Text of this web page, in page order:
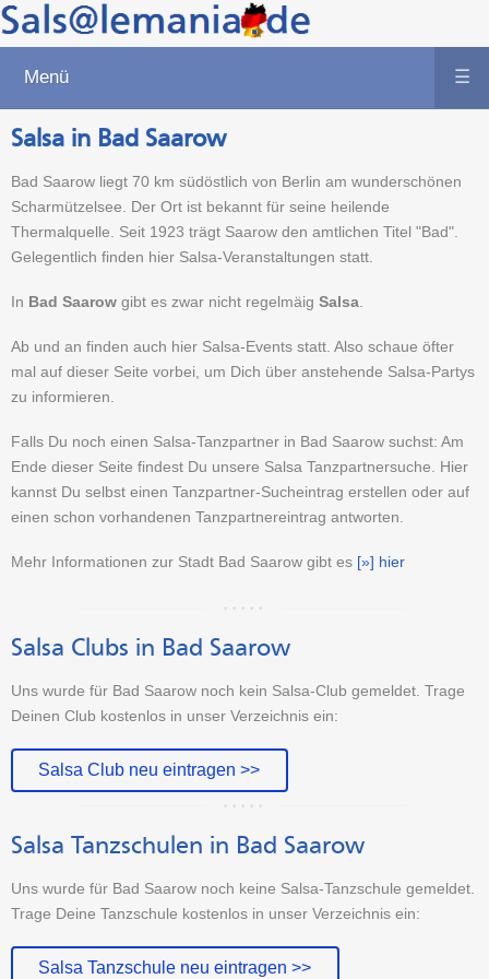
Menü ☰
Salsa in Bad Saarow
Bad Saarow liegt 70 km südöstlich von Berlin am wunderschönen
Scharmützelsee. Der Ort ist bekannt für seine heilende
Thermalquelle. Seit 1923 trägt Saarow den amtlichen Titel "Bad".
Gelegentlich finden hier Salsa-Veranstaltungen statt.
In Bad Saarow gibt es zwar nicht regelmäig Salsa
Ab und an finden auch hier Salsa-Events statt. Also schaue öfter
mal auf dieser Seite vorbei, um Dich über anstehende Salsa-Partys
zu informieren.
Falls Du noch einen Salsa-Tanzpartner in Bad Saarow suchst: Am
Ende dieser Seite findest Du unsere Salsa Tanzpartnersuche. Hier
kannst Du selbst einen Tanzpartner-Sucheintrag erstellen oder auf
einen schon vorhandenen Tanzpartnereintrag antworten.
Mehr Informationen zur Stadt Bad Saarow gibt es [»] hier
Salsa Clubs in Bad Saarow
Uns wurde für Bad Saarow noch kein Salsa-Club gemeldet. Trage
Deinen Club kostenlos in unser Verzeichnis ein:
Salsa Club neu eintragen >>
Salsa Tanzschulen in Bad Saarow
Uns wurde für Bad Saarow noch keine Salsa-Tanzschule gemeldet.
Trage Deine Tanzschule kostenlos in unser Verzeichnis ein:
Salsa Tanzschule neu eintragen >>